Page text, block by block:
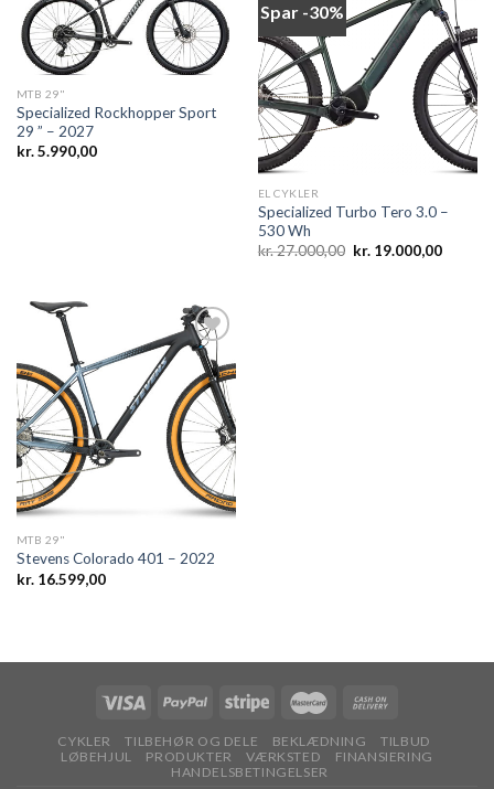
Add to
wishlist
MTB 29"
Specialized Rockhopper Sport
29 ” – 2027
kr.5.990,00
Spar -30%
Add to
wishlist
EL CYKLER
Specialized Turbo Tero 3.0 –
530 Wh
kr.27.000,00 Den
oprindelige
kr.19.000,00Den
Add to
wishlist
MTB 29"
Stevens Colorado 401 – 2022
kr.16.599,00
CYKLER TILBEHØR OG DELE BEKLÆDNING
TILBUD
LØBEHJUL
PRODUKTER VÆRKSTED
FINANSIERING
HANDELSBETINGELSER